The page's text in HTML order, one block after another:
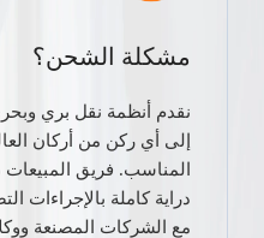
مشكلة الشحن؟
نقدم أنظمة نقل بري
إلى أي ركن من أركان
المناسب. فريق المبيعات
دراية كاملة بالإجراءات
مع الشركات المصنعة